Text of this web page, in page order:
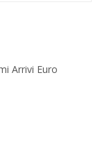
Arrivi Euro